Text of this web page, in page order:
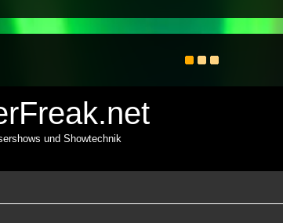
und Showtechnik